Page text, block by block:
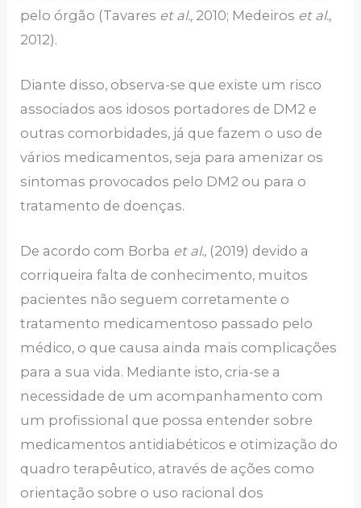
pelo órgão (Tavares et al., 2010; Medeiros et al.,
2012).
Diante disso, observa-se que existe um risco
associados aos idosos portadores de DM2 e
outras comorbidades, já que fazem o uso de
vários medicamentos, seja para amenizar os
sintomas provocados pelo DM2 ou para o
tratamento de doenças.
De acordo com Borba et al., (2019) devido a
corriqueira falta de conhecimento, muitos
pacientes não seguem corretamente o
tratamento medicamentoso passado pelo
médico, o que causa ainda mais complicações
para a sua vida. Mediante isto, cria-se a
necessidade de um acompanhamento com
um profissional que possa entender sobre
medicamentos antidiabéticos e otimização do
quadro terapêutico, através de ações como
orientação sobre o uso racional dos